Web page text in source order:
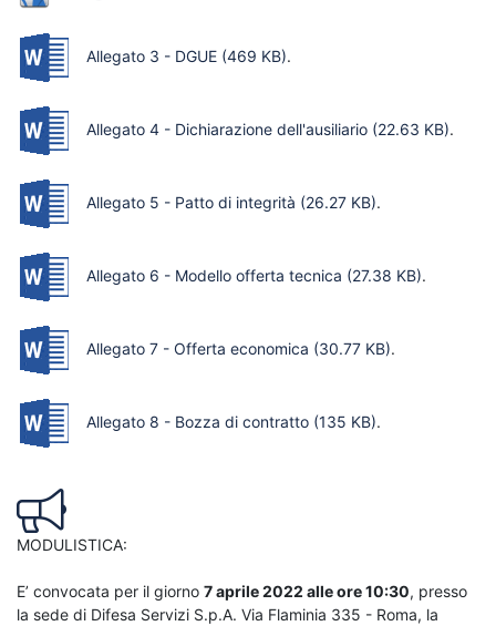
Allegato 3 - DGUE (469 KB).
Allegato 4 - Dichiarazione dell'ausiliario (22.63 KB).
Allegato 5 - Patto di integrità (26.27 KB).
Allegato 6 - Modello offerta tecnica (27.38 KB).
Allegato 7 - Offerta economica (30.77 KB).
Allegato 8 - Bozza di contratto (135 KB).
MODULISTICA:
E’ convocata per il giorno 7 aprile 2022 alle ore 10:30, presso
la sede di Difesa Servizi S.p.A. Via Flaminia 335 - Roma, la